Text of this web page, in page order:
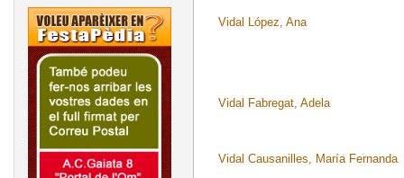
Vidal López, Ana
Vidal Fabregat, Adela
Vidal Causanilles, María Fernanda